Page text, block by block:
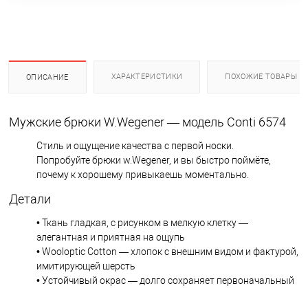
ОПИСАНИЕ ХАРАКТЕРИСТИКИ ПОХОЖИЕ ТОВАРЫ
Мужские брюки W.Wegener — модель Conti 6574
Стиль и ощущение качества с первой носки.
Попробуйте брюки w.Wegener, и вы быстро поймёте,
почему к хорошему привыкаешь моментально.
Детали
• Ткань гладкая, с рисунком в мелкую клетку —
элегантная и приятная на ощупь
• Wooloptic Cotton — хлопок с внешним видом и фактурой,
имитирующей шерсть
• Устойчивый окрас — долго сохраняет первоначальный